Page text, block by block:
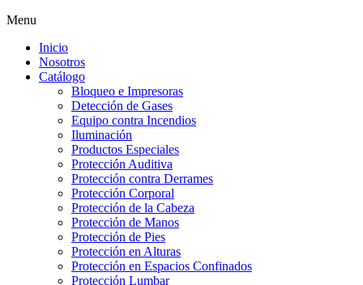
Menu
Inicio
Nosotros
Catálogo
Bloqueo e Impresoras
Detección de Gases
Equipo contra Incendios
Iluminación
Productos Especiales
Protección Auditiva
Protección contra Derrames
Protección Corporal
Protección de la Cabeza
Protección de Manos
Protección de Pies
Protección en Alturas
Protección en Espacios Confinados
Protección Lumbar